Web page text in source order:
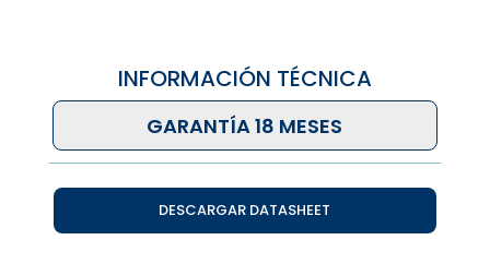
INFORMACIÓN TÉCNICA
GARANTÍA 18 MESES
DESCARGAR DATASHEET